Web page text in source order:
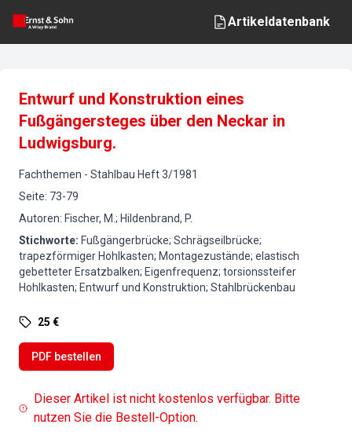
Artikeldatenbank
Entwurf und Konstruktion eines
Fußgängersteges über den Neckar in
Ludwigsburg.
Fachthemen - Stahlbau Heft3/1981
Seite: 73-79
Autoren: Fischer, M.; Hildenbrand, P.
Stichworte: Fußgängerbrücke; Schrägseilbrücke;
trapezförmiger Hohlkasten; Montagezustände; elastisch
gebetteter Ersatzbalken; Eigenfrequenz; torsionssteifer
Hohlkasten; Entwurf und Konstruktion; Stahlbrückenbau
25 €
PDF bestellen
Dieser Artikel ist nicht kostenlos verfügbar. Bitte
nutzen Sie die Bestell-Option.